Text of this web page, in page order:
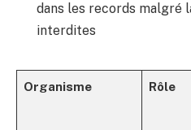
dans les records malgré
interdites
Organisme Rôle